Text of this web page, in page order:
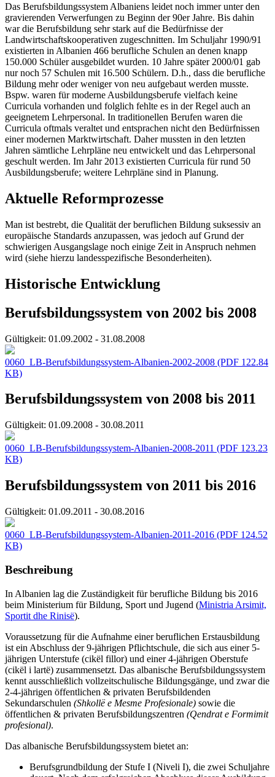
Das Berufsbildungssystem Albaniens leidet noch immer unter den
gravierenden Verwerfungen zu Beginn der 90er Jahre. Bis dahin
war die Berufsbildung sehr stark auf die Bedürfnisse der
Landwirtschaftskooperativen zugeschnitten. Im Schuljahr 1990/91
existierten in Albanien 466 berufliche Schulen an denen knapp
150.000 Schüler ausgebildet wurden. 10 Jahre später 2000/01 gab
nur noch 57 Schulen mit 16.500 Schülern. D.h., dass die berufliche
Bildung mehr oder weniger von neu aufgebaut werden musste.
Bspw. waren für moderne Ausbildungsberufe vielfach keine
Curricula vorhanden und folglich fehlte es in der Regel auch an
geeignetem Lehrpersonal. In traditionellen Berufen waren die
Curricula oftmals veraltet und entsprachen nicht den Bedürfnissen
einer modernen Marktwirtschaft. Daher mussten in den letzten
Jahren sämtliche Lehrpläne neu entwickelt und das Lehrpersonal
geschult werden. Im Jahr 2013 existierten Curricula für rund 50
Ausbildungsberufe; weitere Lehrpläne sind in Planung.
Aktuelle Reformprozesse
Man ist bestrebt, die Qualität der beruflichen Bildung suksessiv an
europäische Standards anzupassen, was jedoch auf Grund der
schwierigen Ausgangslage noch einige Zeit in Anspruch nehmen
wird (siehe hierzu landesspezifische Besonderheiten).
Historische Entwicklung
Berufsbildungssystem von 2002 bis 2008
Gültigkeit: 01.09.2002 - 31.08.2008
0060_LB-Berufsbildungssystem-Albanien-2002-2008 (PDF 122.84
KB)
Berufsbildungssystem von 2008 bis 2011
Gültigkeit: 01.09.2008 - 30.08.2011
0060_LB-Berufsbildungssystem-Albanien-2008-2011 (PDF 123.23
KB)
Berufsbildungssystem von 2011 bis 2016
Gültigkeit: 01.09.2011 - 30.08.2016
0060_LB-Berufsbildungssystem-Albanien-2011-2016 (PDF 124.52
KB)
Beschreibung
In Albanien lag die Zuständigkeit für berufliche Bildung bis 2016
beim Ministerium für Bildung, Sport und Jugend (Ministria Arsimit,
Sportit dhe Rinisë).
Voraussetzung für die Aufnahme einer beruflichen Erstausbildung
ist ein Abschluss der 9-jährigen Pflichtschule, die sich aus einer 5-
jährigen Unterstufe (cikël fillor) und einer 4-jährigen Oberstufe
(cikël i lartë) zusammensetzt. Das albanische Berufsbildungssystem
kennt ausschließlich vollzeitschulische Bildungsgänge, und zwar die
2-4-jährigen öffentlichen & privaten Berufsbildenden
Sekundarschulen (Shkollë e Mesme Profesionale) sowie die
öffentlichen & privaten Berufsbildungszentren (Qendrat e Formimit
profesional).
Das albanische Berufsbildungssystem bietet an:
Berufsgrundbildung der Stufe I (Niveli I), die zwei Schuljahre